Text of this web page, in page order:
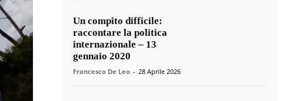
Un compito difficile:
raccontare la politica
internazionale – 13
gennaio 2020
Francesco De Leo - 28 Aprile 2026